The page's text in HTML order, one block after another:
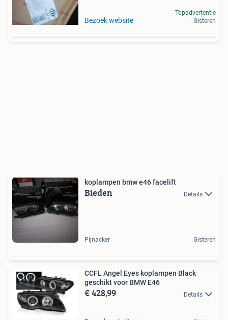
Bezoek website
Topadvertentie
Gisteren
koplampen bmw e46 facelift
Bieden Details
Pijnacker Gisteren
CCFL Angel Eyes koplampen Black
geschikt voor BMW E46
€ 428,99 Details